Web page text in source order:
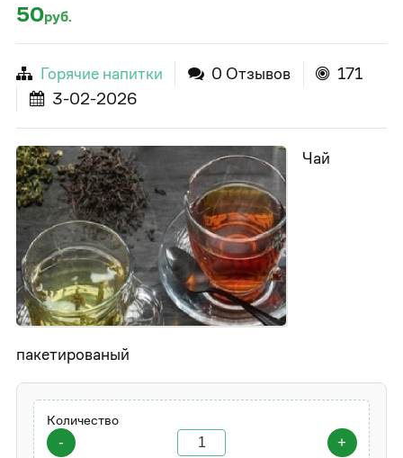
50руб.
Горячие напитки 0 Отзывов
171
3-02-2026
Чай
пакетированый
Количество
-
+